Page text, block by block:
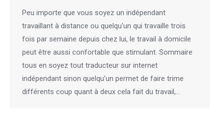
Peu importe que vous soyez un indépendant
travaillant à distance ou quelqu’un qui travaille trois
fois par semaine depuis chez lui, le travail à domicile
peut être aussi confortable que stimulant. Sommaire
tous en soyez tout traducteur sur internet
indépendant sinon quelqu’un permet de faire trime
différents coup quant à deux cela fait du travail,…